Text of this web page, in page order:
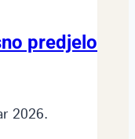
predjelo
2026.